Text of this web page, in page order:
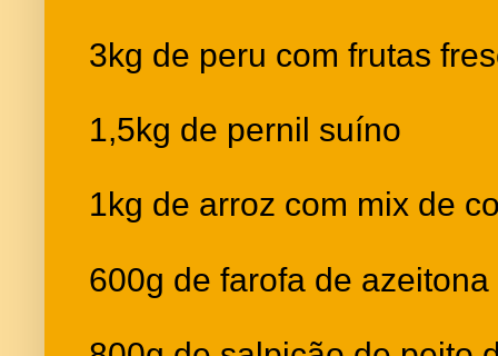
3kg de peru com frutas
1,5kg de pernil suíno
1kg de arroz com mix de
600g de farofa de